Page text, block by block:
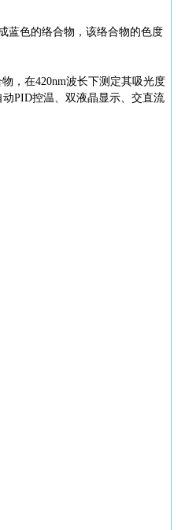
蓝色的络合物，该络合物的色度
，在420nm波长下测定其吸光度
PID控温、双液晶显示、交直流